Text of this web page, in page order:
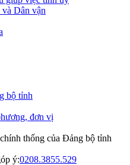
Dân vận
bộ tỉnh
đơn vị
thống của Đảng bộ tỉnh
ý:0208.3855.529